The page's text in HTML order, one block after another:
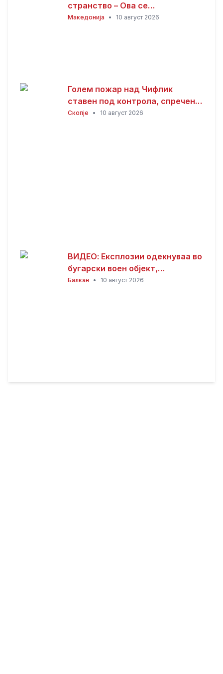
странство – Ова се
последиците
Македонија • 10 август 2026
Голем пожар над Чифлик
ставен под контрола, спречено
ширење кон боровата шума на
Скопје • 10 август 2026
ВИДЕО: Експлозии одекнуваа во
бугарски воен објект,
евакуирани 300 работници
Балкан • 10 август 2026